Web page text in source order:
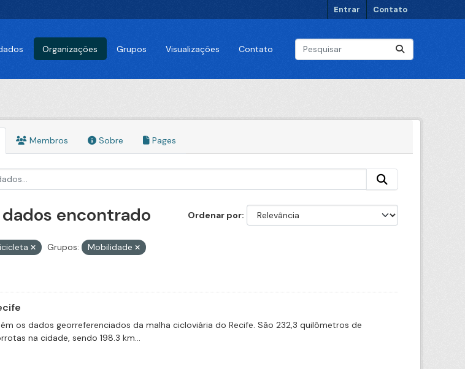
Entrar Contato
Organizações Grupos Visualizações Contato
Membros Sobre Pages
Ordenar por
encontrado
Grupos:
Mobilidade
os dados georreferenciados da malha cicloviária do Recife. São 232,3 quilômetros de
na cidade, sendo 198.3 km...